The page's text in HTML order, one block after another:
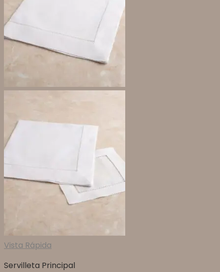
Vista Rápida
Servilleta Principal